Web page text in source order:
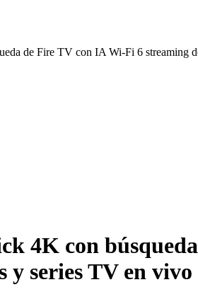
de Fire TV con IA Wi-Fi 6 streaming
4K con
y series TV en